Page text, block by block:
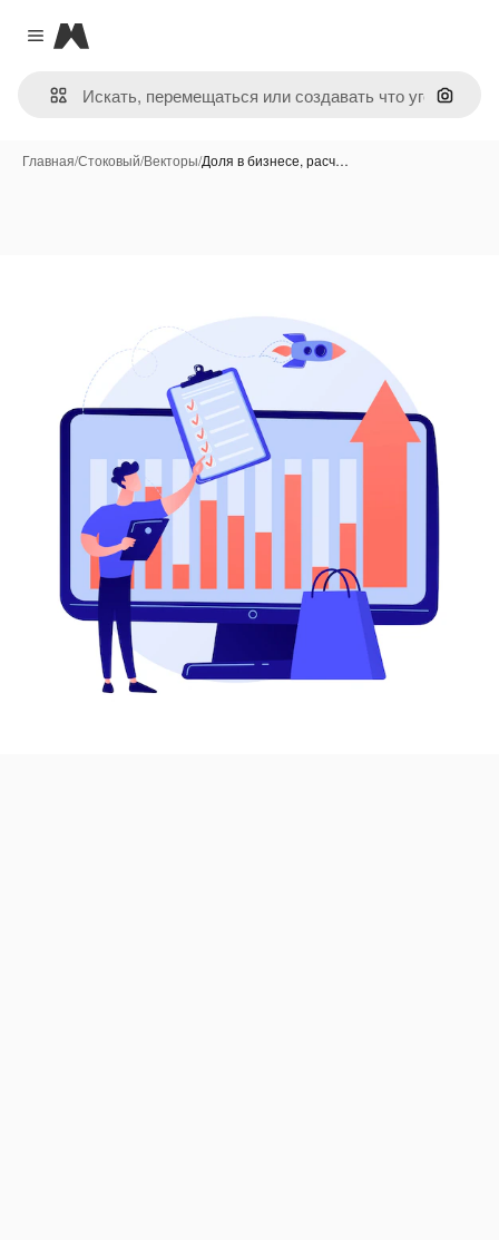
Close menu
Magnific
Поиск
Главная/Стоковый/Векторы/Доля в бизнесе, расч…